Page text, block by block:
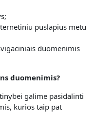
puslapius metu
duomenimis
duomenimis?
galime pasidalinti
kurios taip pat